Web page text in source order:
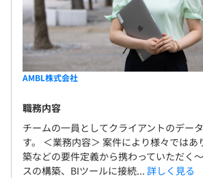
AMBL株式会社
職務内容
チームの一員としてクライアントのデー
す。 ＜業務内容＞ 案件により様々ではあ
築などの要件定義から携わっていただく
スの構築、BIツールに接続... 詳しく見る